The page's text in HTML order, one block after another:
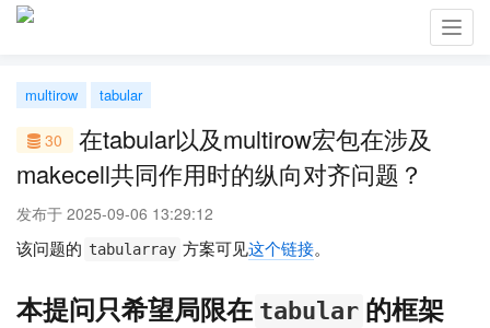
multirow tabular
30
在tabular以及multirow宏包在涉及
makecell共同作用时的纵向对齐问题？
发布于 2025-09-06 13:29:12
该问题的 tabularray 方案可见这个链接。
本提问只希望局限在 tabular 的框架